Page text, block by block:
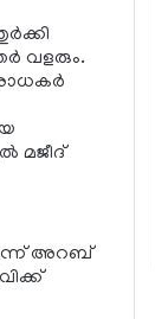
വളരും.
മജീദ്
അറബ്